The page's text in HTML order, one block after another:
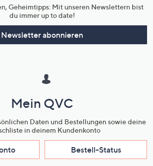
Geheimtipps: Mit unseren Newslettern bist
du immer up to date!
Newsletter abonnieren
Mein QVC
Daten und Bestellungen sowie deine
in deinem Kundenkonto
Bestell-Status